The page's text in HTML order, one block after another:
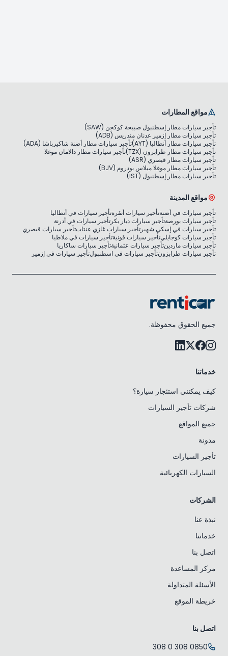
مواقع المطارات
تأجير سيارات مطار إسطنبول صبيحة كوكجن (SAW)
تأجير سيارات مطار إزمير عدنان مندريس (ADB)
تأجير سيارات مطار أنطاليا (AYT)
تأجير سيارات مطار أضنة شاكيرباشا (ADA)
تأجير سيارات مطار طرابزون (TZX)
تأجير سيارات مطار دالامان موغلا
تأجير سيارات مطار قيصري (ASR)
تأجير سيارات مطار موغلا ميلاس بودروم (BJV)
تأجير سيارات مطار إسطنبول (IST)
مواقع المدينة
تأجير سيارات في أضنةتأجير سيارات أنقرةتأجير سيارات في أنطاليا
تأجير سيارات بورصةتأجير سيارات ديار بكرتأجير سيارات في أدرنة
تأجير سيارات في إسكي شهيرتأجير سيارات غازي عنتابتأجير سيارات قيصري
تأجير سيارات كوجايليتأجير سيارات قونيةتأجير سيارات في ملاطيا
تأجير سيارات ماردينتأجير سيارات عثمانيةتأجير سيارات ساكاريا
تأجير سيارات طرابزونتأجير سيارات في اسطنبولتأجير سيارات في إزمير
جميع الحقوق محفوظة.
خدماتنا
كيف يمكنني استئجار سيارة؟
شركات تأجير السيارات
جميع المواقع
مدونة
تأجير السيارات
السيارات الكهربائية
الشركات
نبذة عنا
خدماتنا
اتصل بنا
مركز المساعدة
الأسئلة المتداولة
خريطة الموقع
اتصل بنا
0850 308 0 308